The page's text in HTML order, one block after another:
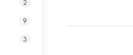
2
9
3